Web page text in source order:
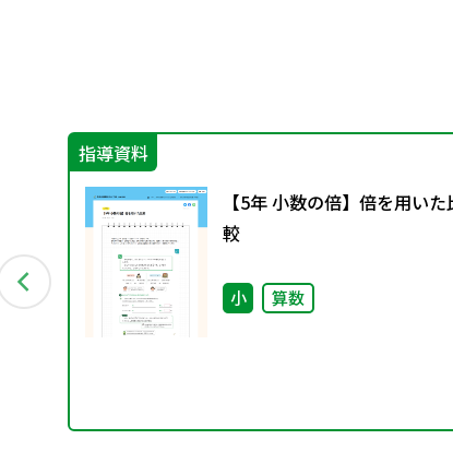
指導資料
【5年 小数の倍】倍を用いた
較
小 算数